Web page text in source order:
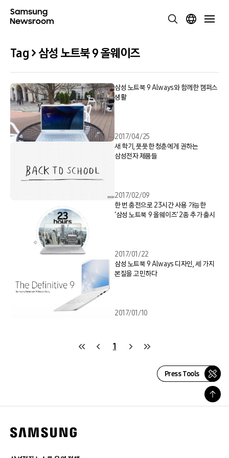
Tag > 삼성 노트북 9 올웨이즈
삼성 노트북 9 Always와 함께한 캠퍼스
생활
2017/04/25
새 학기, 풋풋한 청춘에게 권하는
삼성전자 제품들
2017/02/09
한 번 충전으로 23시간 사용 가능한
‘삼성 노트북 9 올웨이즈’ 2종 추가 출시
2017/01/22
삼성 노트북 9 Always 디자인, 세 가지
본질을 고민하다
2017/01/10
1
Press Tools